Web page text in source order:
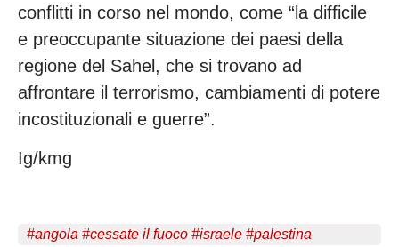
conflitti in corso nel mondo, come “la difficile
e preoccupante situazione dei paesi della
regione del Sahel, che si trovano ad
affrontare il terrorismo, cambiamenti di potere
incostituzionali e guerre”.
Ig/kmg
#angola #cessate il fuoco #israele #palestina